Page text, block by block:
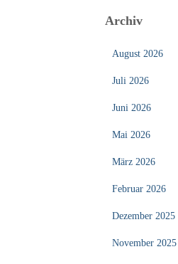
Archiv
August 2026
Juli 2026
Juni 2026
Mai 2026
März 2026
Februar 2026
Dezember 2025
November 2025